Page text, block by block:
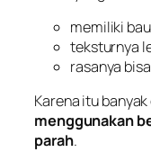
memiliki
teksturnya
rasanya
Karena itu
menggunakan
parah.